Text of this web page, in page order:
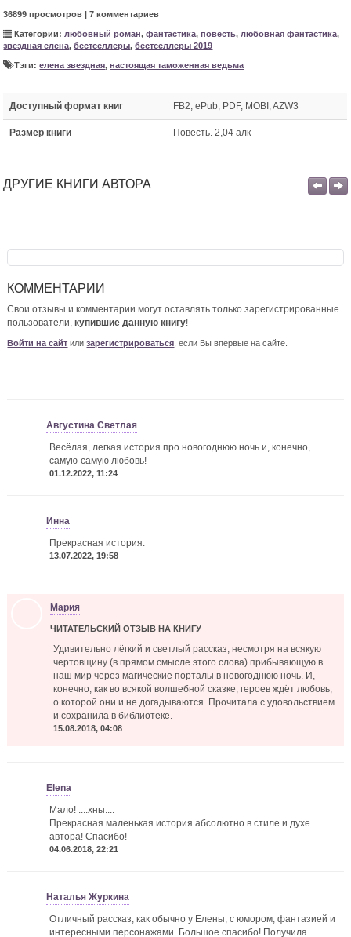
36899 просмотров | 7 комментариев
Категории: любовный роман,фантастика,повесть, любовная фантастика,
звездная елена,бестселлеры,бестселлеры 2019
Тэги:елена звездная,настоящая таможенная ведьма
Доступный формат книг FB2, ePub, PDF, MOBI, AZW3
Размер книги Повесть. 2,04 алк
ДРУГИЕ КНИГИ АВТОРА
КОММЕНТАРИИ
Свои отзывы и комментарии могут оставлять только зарегистрированные
пользователи,купившие данную книгу!
Войти на сайт илизарегистрироваться , если Вы впервые на сайте.
Августина Светлая
Весёлая, легкая история про новогоднюю ночь и, конечно,
самую-самую любовь!
01.12.2022, 11:24
Инна
Прекрасная история.
13.07.2022, 19:58
Мария
ЧИТАТЕЛЬСКИЙ ОТЗЫВ НА КНИГУ
Удивительно лёгкий и светлый рассказ, несмотря на всякую
чертовщину (в прямом смысле этого слова) прибывающую в
наш мир через магические порталы в новогоднюю ночь. И,
конечно, как во всякой волшебной сказке, героев ждёт любовь,
о которой они и не догадываются. Прочитала с удовольствием
и сохранила в библиотеке.
15.08.2018, 04:08
Elena
Мало! ....хны....
Прекрасная маленькая история абсолютно в стиле и духе
автора! Спасибо!
04.06.2018, 22:21
Наталья Журкина
Отличный рассказ, как обычно у Елены, с юмором, фантазией и
интересными персонажами. Большое спасибо! Получила